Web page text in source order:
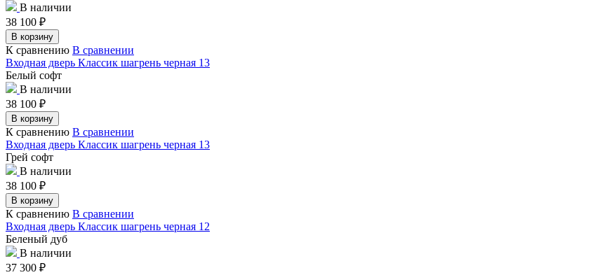
В наличии
38 100 ₽
В корзину
К сравнению В сравнении
Входная дверь Классик шагрень черная 13
Белый софт
В наличии
38 100 ₽
В корзину
К сравнению В сравнении
Входная дверь Классик шагрень черная 13
Грей софт
В наличии
38 100 ₽
В корзину
К сравнению В сравнении
Входная дверь Классик шагрень черная 12
Беленый дуб
В наличии
37 300 ₽